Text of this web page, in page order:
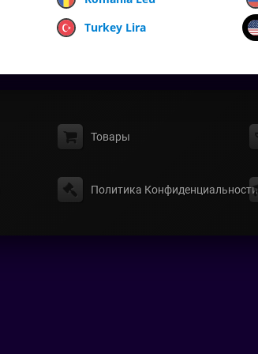
Turkey Lira
Товары
Политика Конфиденциальности